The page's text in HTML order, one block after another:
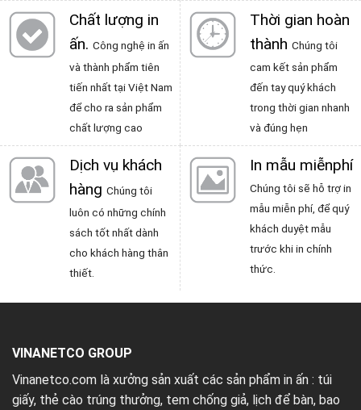
Chất lượng in
ấn. Công nghệ in ấn
và thành phẩm tiên
tiến nhất tại Việt Nam
để cho ra sản phẩm
chất lượng cao
Thời gian hoàn
thành Chúng tôi
cam kết sản phẩm
đến tay quý khách
trong thời gian nhanh
và đúng hẹn
Dịch vụ khách
hàng Chúng tôi
luôn có những chính
sách tốt nhất dành
cho khách hàng thân
thiết.
In mẫu miễnphí
Chúng tôi sẽ hỗ trợ in
mẫu miễn phí, để quý
khách duyệt mẫu
trước khi in chính
thức.
VINANETCO GROUP
Vinanetco.com là xưởng sản xuất các sản phẩm in ấn : túi
giấy, thẻ cào trúng thưởng, tem chống giả, lịch để bàn, bao